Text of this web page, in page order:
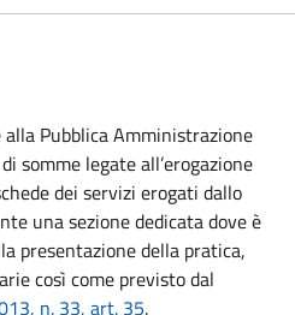
Pubblica Amministrazione
somme legate all’erogazione
dei servizi erogati dallo
una sezione dedicata dove è
presentazione della pratica,
così come previsto dal
n. 33, art. 35.